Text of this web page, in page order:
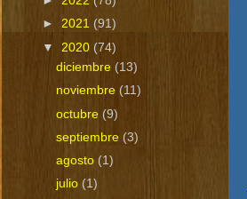
► 2021 (91)
▼ 2020 (74)
diciembre (13)
noviembre (11)
octubre (9)
septiembre (3)
agosto (1)
julio(1)